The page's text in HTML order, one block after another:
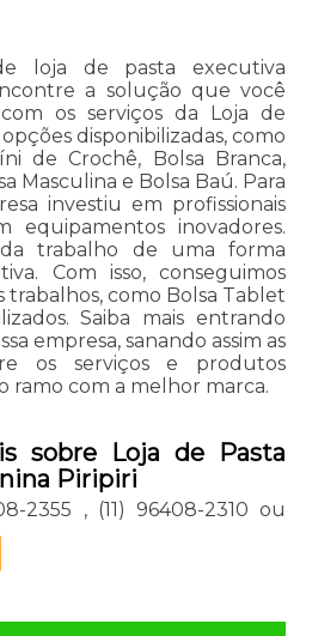
loja de pasta executiva
a solução que você
os serviços da Loja de
opções disponibilizadas, como
de Crochê, Bolsa Branca,
Masculina e Bolsa Baú. Para
investiu em profissionais
equipamentos inovadores.
trabalho de uma forma
Com isso, conseguimos
como Bolsa Tablet
Saiba mais entrando
empresa, sanando assim as
os serviços e produtos
ramo com a melhor marca.
sobre Loja de Pasta
Piripiri
2355 , (11) 96408-2310 ou